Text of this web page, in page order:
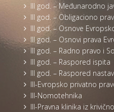
III god. – Međunarodno
III god. – Obligaciono
III god. – Osnove
III god. – Osnovi prava
III god. – Radno pravo i
III god. – Raspored ispita
III god. – Raspored
III-Evropsko privatno
III-Nomotehnika
III-Pravna klinika iz